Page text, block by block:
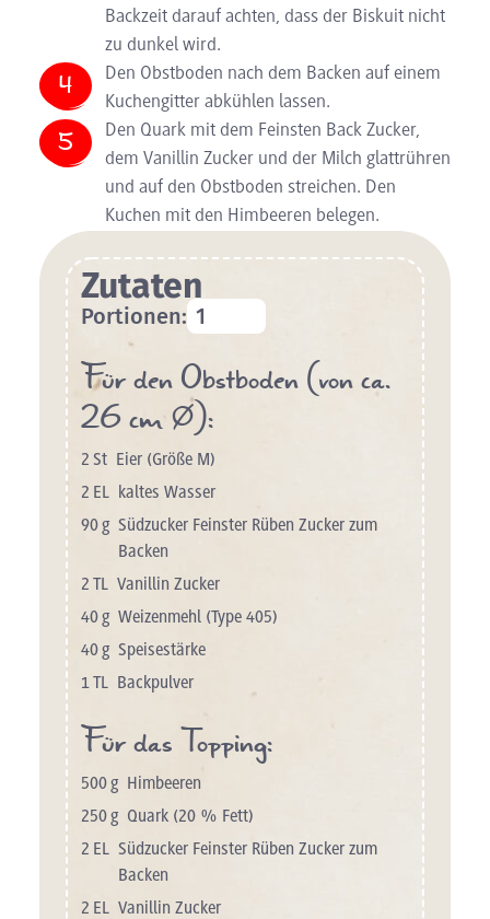
Backzeit darauf achten, dass der Biskuit nicht
zu dunkel wird.
Den Obstboden nach dem Backen auf einem
Kuchengitter abkühlen lassen.
Den Quark mit dem Feinsten Back Zucker,
dem Vanillin Zucker und der Milch glattrühren
und auf den Obstboden streichen. Den
Kuchen mit den Himbeeren belegen.
Zutaten
Portionen:
Für den Obstboden (von ca.
26 cm Ø):
2 St
Eier (Größe M)
2 EL
kaltes Wasser
90g Südzucker Feinster Rüben Zucker zum
Backen
2 TL Vanillin Zucker
40g Weizenmehl (Type 405)
40g Speisestärke
1TL Backpulver
Für das Topping:
500g
Himbeeren
250g Quark (20 % Fett)
2 EL Südzucker Feinster Rüben Zucker zum
Backen
2 EL Vanillin Zucker